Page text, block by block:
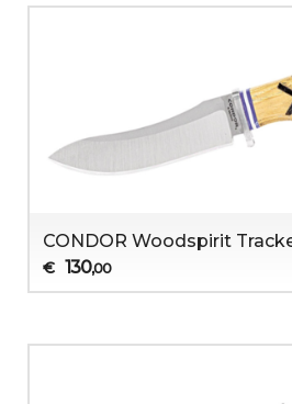
CONDOR Woodspirit
€ 130,00